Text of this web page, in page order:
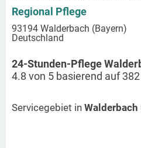
Regional Pflege
93194 Walderbach (Bayern)
Deutschland
24-Stunden-Pflege
4.8 von 5 basierend auf382
Servicegebiet in Walderbach